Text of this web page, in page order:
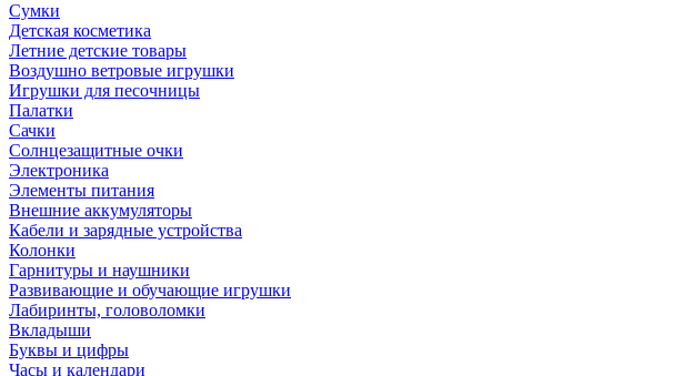
Сумки
Детская косметика
Летние детские товары
Воздушно ветровые игрушки
Игрушки для песочницы
Палатки
Сачки
Солнцезащитные очки
Электроника
Элементы питания
Внешние аккумуляторы
Кабели и зарядные устройства
Колонки
Гарнитуры и наушники
Развивающие и обучающие игрушки
Лабиринты, головоломки
Вкладыши
Буквы и цифры
Часы и календари